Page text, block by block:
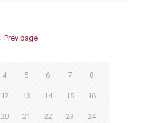
Prev page
4 5 6 7 8
12 13 14 15 16
20 21 22 23 24